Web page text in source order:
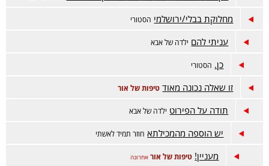
מחלוקת בבלי/ירושלמי הסטורי
עניתי להם ילדה של אבא
כן. הסטורי
זו שאלה נכונה מאוד טיפות של אור
תודה על הפירוט ילדה של אבא
יש הוספה מהמכילתא חוזר תמיד לאשתי
מעניין! טיפות של אור אחרונה